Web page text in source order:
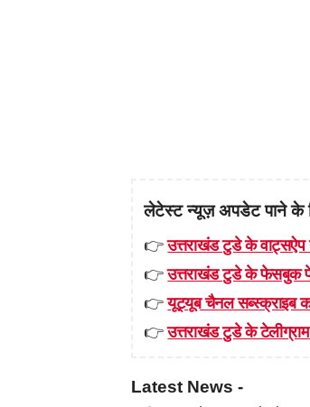
लेटेस्ट न्यूज़ अपडेट पाने के
👉उत्तराखंड टुडे के
👉उत्तराखंड टुडे के फेसबुक
👉यूट्यूब चैनल सब्स्क्राइब
👉उत्तराखंड टुडे के
Latest News -